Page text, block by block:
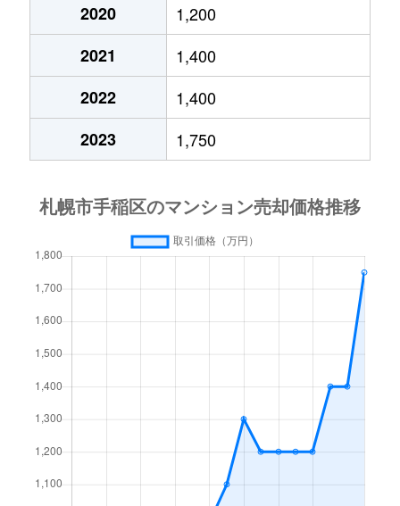
前田５条
1,900万円
前田５条
910万円
2020
1,200
2021
1,400
2022
1,400
2023
1,750